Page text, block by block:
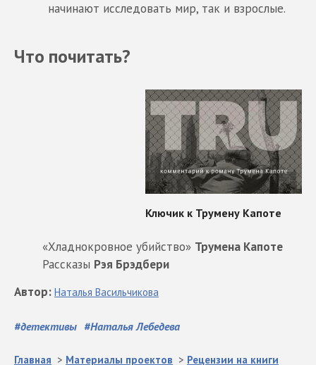
начинают исследовать мир, так и взрослые.
Что почитать?
«Хладнокровное убийство» Трумена Капоте
Рассказы Рэя Брэдбери
#детективы #Наталья Лебедева
Автор: Наталья Васильчикова
Главная > Материалы проектов > Рецензии на книги